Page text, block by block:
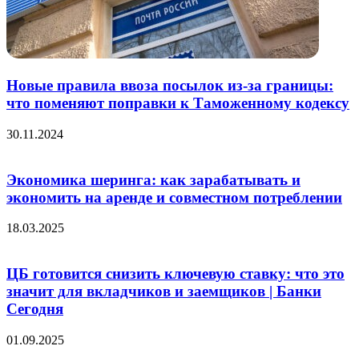
Новые правила ввоза посылок из-за границы:
что поменяют поправки к Таможенному кодексу
30.11.2024
Экономика шеринга: как зарабатывать и
экономить на аренде и совместном потреблении
18.03.2025
ЦБ готовится снизить ключевую ставку: что это
значит для вкладчиков и заемщиков | Банки
Сегодня
01.09.2025